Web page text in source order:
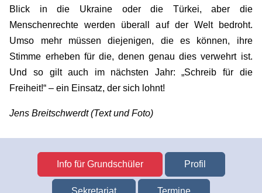
Blick in die Ukraine oder die Türkei, aber die
Menschenrechte werden überall auf der Welt bedroht.
Umso mehr müssen diejenigen, die es können, ihre
Stimme erheben für die, denen genau dies verwehrt ist.
Und so gilt auch im nächsten Jahr: „Schreib für die
Freiheit!“ – ein Einsatz, der sich lohnt!
Jens Breitschwerdt (Text und Foto)
Info für Grundschüler Profil